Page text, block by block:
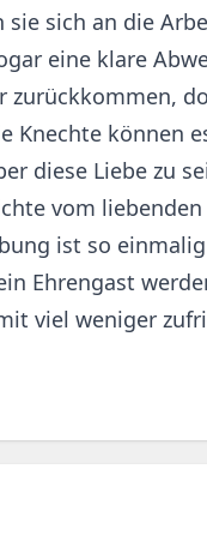
sich an die
eine klare
zurückkommen,
Knechte können
diese Liebe zu
vom
ist so
Ehrengast
viel weniger